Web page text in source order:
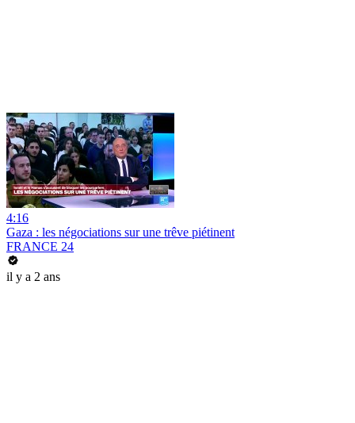
4:16
Gaza : les négociations sur une trêve piétinent
FRANCE 24
il y a 2 ans